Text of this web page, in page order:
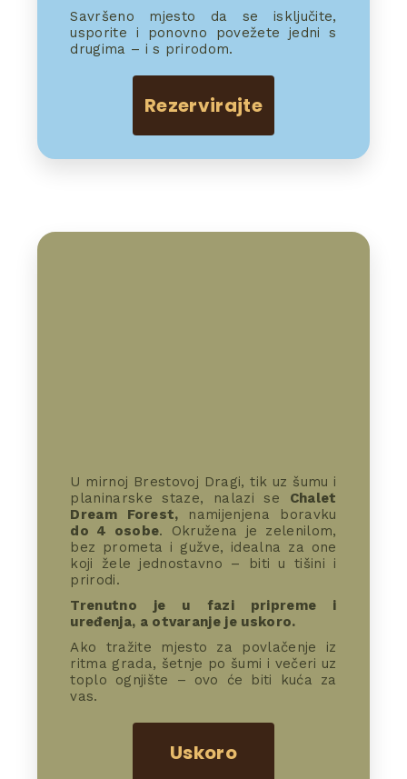
Savršeno mjesto da se isključite,
usporite i ponovno povežete jedni s
drugima – i s prirodom.
Rezervirajte
U mirnoj Brestovoj Dragi, tik uz šumu i
planinarske staze, nalazi se Chalet
Dream Forest, namijenjena boravku
do 4 osobe. Okružena je zelenilom,
bez prometa i gužve, idealna za one
koji žele jednostavno – biti u tišini i
prirodi.
Trenutno je u fazi pripreme i
uređenja, a otvaranje je uskoro.
Ako tražite mjesto za povlačenje iz
ritma grada, šetnje po šumi i večeri uz
toplo ognjište – ovo će biti kuća za
vas.
Uskoro